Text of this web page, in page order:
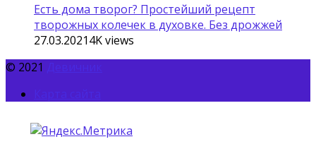
Есть дома творог? Простейший рецепт
творожных колечек в духовке. Без дрожжей
27.03.20214Kviews
© 2021